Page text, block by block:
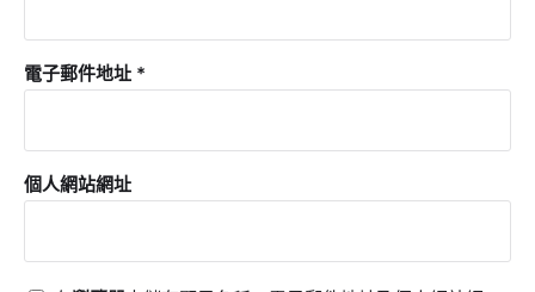
電子郵件地址 *
個人網站網址